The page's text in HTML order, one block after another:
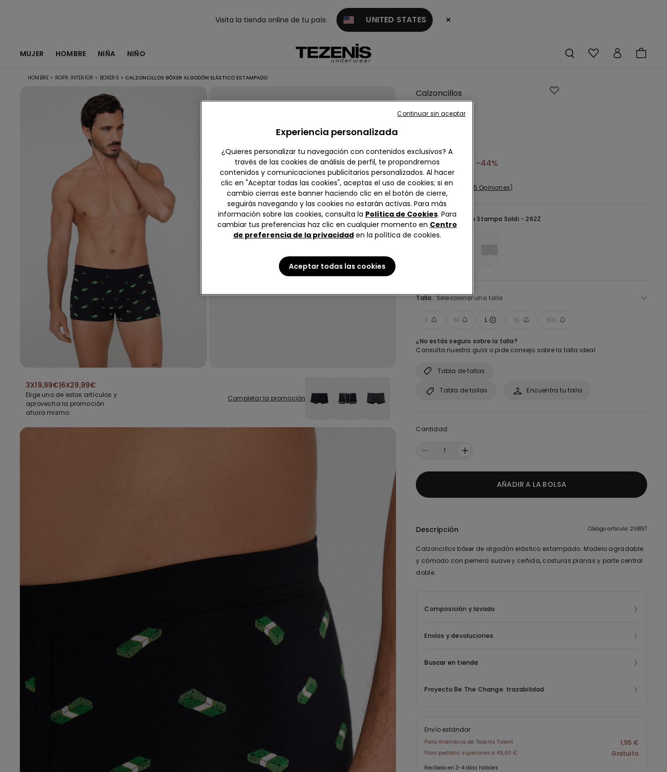
Visita la tienda online de tu país: UNITED STATES ×
MUJER HOMBRE NIÑA NIÑO
HOMBRE > ROPA INTERIOR > BOXERS > CALZONCILLOS BÓXER ALGODÓN ELÁSTICO ESTAMPADO
3X19,99€|6X29,99€
Elige uno de estos artículos y
aprovecha la promoción
ahora mismo.
Completar la promoción
Calzoncillos
Algodón
Estampado
5,00 €
-44%
4,9 15 Opiniones
Color:Negro - Nero Stampa Soldi - 262Z
Talla: Seleccionar una talla
S M L XL XXL
¿No estás seguro sobre la talla?
Consulta nuestra guía o pide consejo sobre la talla ideal
Tabla de tallas
Encuentra tu talla
Tabla de tallas
Cantidad:
1
AÑADIR A LA BOLSA
Descripción Código artículo: 2SB15T
Calzoncillos bóxer de algodón elástico estampado. Modelo agradable
y cómodo con pernera suave y ceñida, costuras planas y parte central
doble.
Composición y lavado
Envíos y devoluciones
Buscar en tienda
Proyecto Be The Change: trazabilidad
Envío estándar
Para miembros de Tezenis Talent 1,95 €
Para pedidos superiores a 49,00 € Gratuito
Recíbelo en 3-4 días hábiles
Experiencia personalizada
¿Quieres personalizar tu navegación con contenidos exclusivos? A
través de las cookies de análisis de perfil, te propondremos
contenidos y comunicaciones publicitarios personalizados. Al hacer
clic en "Aceptar todas las cookies", aceptas el uso de cookies; si en
cambio cierras este banner haciendo clic en el botón de cierre,
seguirás navegando y las cookies no estarán activas. Para más
información sobre las cookies, consulta la Política de Cookies. Para
cambiar tus preferencias haz clic en cualquier momento en Centro
de preferencia de la privacidaden la política de cookies.
Aceptar todas las cookies
Continuar sin aceptar